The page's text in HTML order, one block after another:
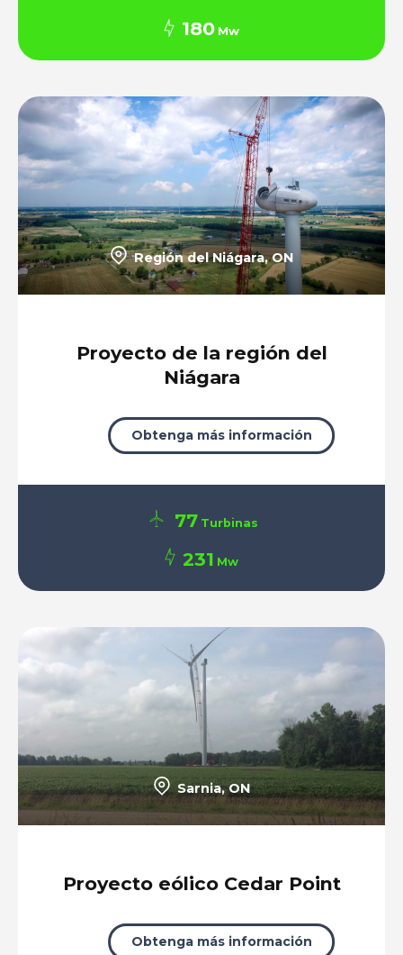
180 Mw
Región del Niágara, ON
Proyecto de la región del
Niágara
Obtenga más información
77 Turbinas
231 Mw
Sarnia, ON
Proyecto eólico Cedar Point
Obtenga más información